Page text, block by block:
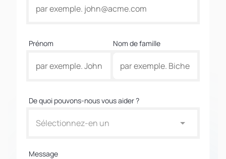
Prénom Nom de famille
De quoi pouvons-nous vous aider ?
Sélectionnez-en un
Message